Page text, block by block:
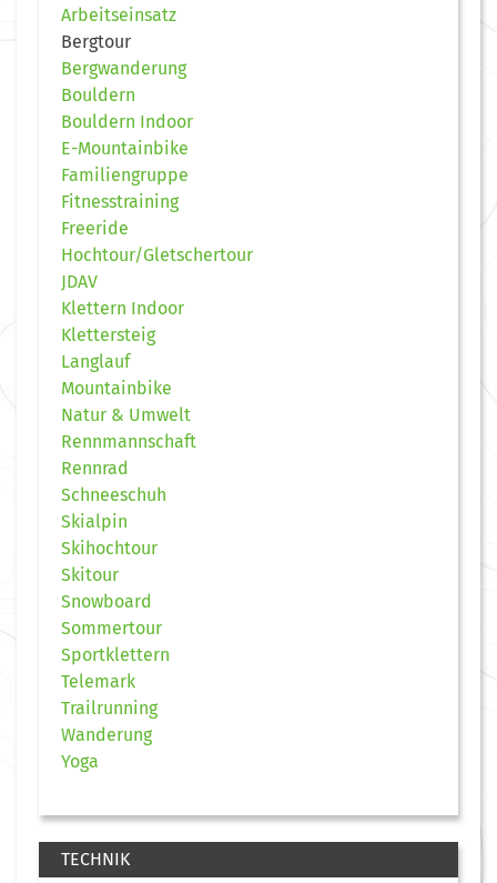
Arbeitseinsatz
Bergtour
Bergwanderung
Bouldern
Bouldern Indoor
E-Mountainbike
Familiengruppe
Fitnesstraining
Freeride
Hochtour/Gletschertour
JDAV
Klettern Indoor
Klettersteig
Langlauf
Mountainbike
Natur & Umwelt
Rennmannschaft
Rennrad
Schneeschuh
Skialpin
Skihochtour
Skitour
Snowboard
Sommertour
Sportklettern
Telemark
Trailrunning
Wanderung
Yoga
TECHNIK